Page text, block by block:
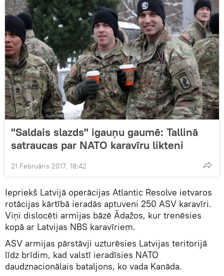
"Saldais slazds" igauņu gaumē: Tallinā
satraucas par NATO karavīru likteni
21 Februāris 2017, 18:42
Iepriekš Latvijā operācijas Atlantic Resolve ietvaros
rotācijas kārtībā ieradās aptuveni 250 ASV karavīri.
Viņi dislocēti armijas bāzē Ādažos, kur trenēsies
kopā ar Latvijas NBS karavīriem.
ASV armijas pārstāvji uzturēsies Latvijas teritorijā
līdz brīdim, kad valstī ieradīsies NATO
daudznacionālais bataljons, ko vada Kanāda.